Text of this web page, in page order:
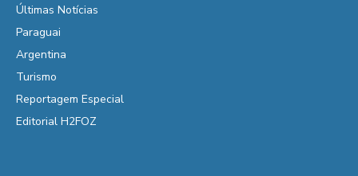
Últimas Notícias
Paraguai
Argentina
Turismo
Reportagem Especial
Editorial H2FOZ